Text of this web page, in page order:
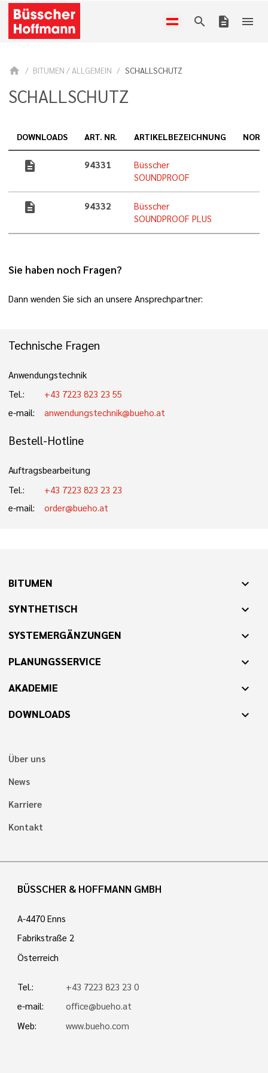
search description menu
home BITUMEN / ALLGEMEIN SCHALLSCHUTZ
SCHALLSCHUTZ
DOWNLOADS ART. NR. ARTIKELBEZEICHNUNG
description 94331
Büsscher
SOUNDPROOF
description 94332
Büsscher
SOUNDPROOF PLUS
Sie haben noch Fragen?
Dann wenden Sie sich an unsere Ansprechpartner:
Technische Fragen
Anwendungstechnik
Tel.:
+43 7223 823 23 55
e-mail:
anwendungstechnik@bueho.at
Bestell-Hotline
Auftragsbearbeitung
Tel.:
+43 7223 823 23 23
e-mail:
order@bueho.at
BITUMEN expand_more
SYNTHETISCH expand_more
SYSTEMERGÄNZUNGEN expand_more
PLANUNGSSERVICE expand_more
AKADEMIE expand_more
DOWNLOADS expand_more
Über uns
News
Karriere
Kontakt
BÜSSCHER & HOFFMANN GMBH
A-4470 Enns
Fabrikstraße 2
Österreich
Tel.:
+43 7223 823 23 0
e-mail:
office@bueho.at
Web:
www.bueho.com